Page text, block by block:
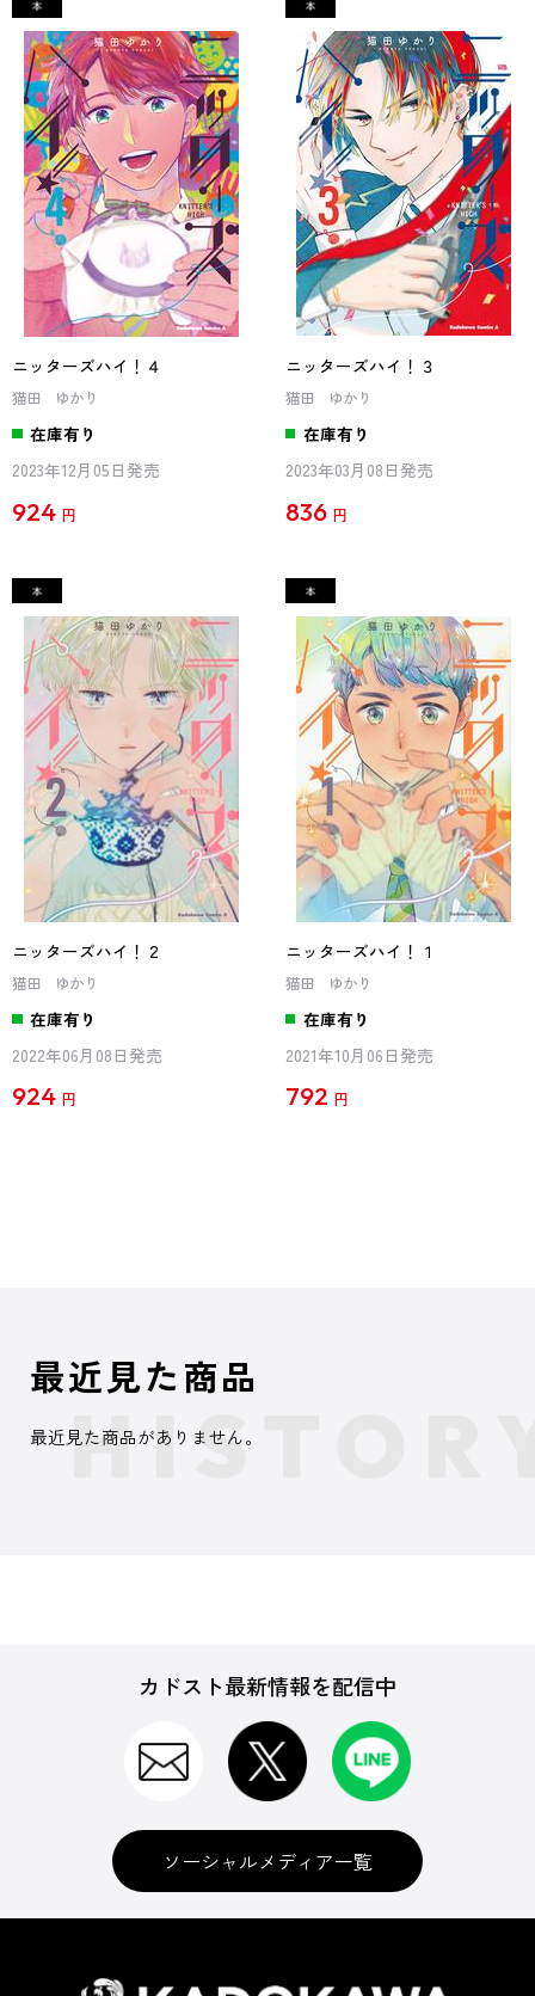
ニッターズハイ！４
猫田 ゆかり
在庫有り
2023年12月05日発売
924 円
ニッターズハイ！３
猫田 ゆかり
在庫有り
2023年03月08日発売
836 円
ニッターズハイ！２
猫田 ゆかり
在庫有り
2022年06月08日発売
924 円
ニッターズハイ！１
猫田 ゆかり
在庫有り
2021年10月06日発売
792 円
最近見た商品
最近見た商品がありません。
カドスト最新情報を配信中
ソーシャルメディア一覧